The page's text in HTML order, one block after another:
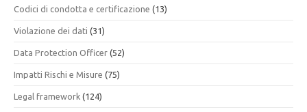
Codici di condotta e certificazione (13)
Violazione dei dati (31)
Data Protection Officer (52)
Impatti Rischi e Misure (75)
Legal framework (124)